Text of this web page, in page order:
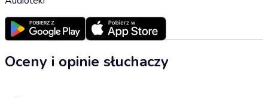
Oceny i opinie słuchaczy